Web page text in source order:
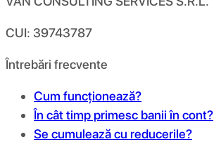
CUI: 39743787
Întrebări frecvente
Cum funcționează?
În cât timp primesc banii în cont?
Se cumulează cu reducerile?